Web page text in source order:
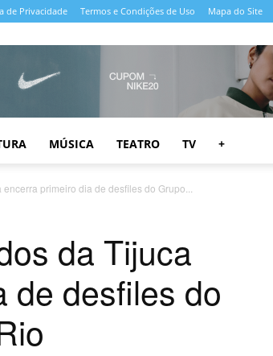
de Privacidade Termos e Condições de Uso Mapa do Site
MÚSICA TEATRO TV +
primeiro dia de desfiles do Grupo...
da Tijuca
de desfiles do